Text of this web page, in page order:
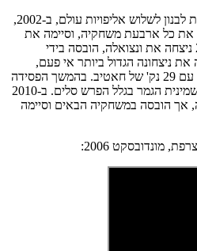
פאדי אל-חאטיב הוביל את נבחרת לבנון לשלוש אליפויות עולם, ב-2002,
הפסידה את כל ארבעת משחקיה, וסיימה את
הטורניר במקום האחרון. ב-2006 ניצחה את ונצואלה, הובסה בידי
ניצחונה הגדול ביותר אי פעם,
73:74 על צרפת במשחק דרמטי, עם 29 נק' של חאטיב. בהמשך הפסידה
גם לניגריה ופספסה את העליה לשמינית הגמר בגלל הפרש סלים. ב-2010
אך הובסה במשחקיה הבאים וסיימה
מונדובסקט 2006: